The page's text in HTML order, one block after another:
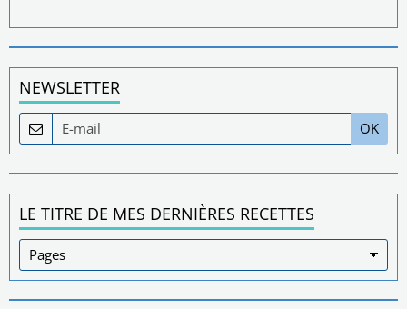
NEWSLETTER
OK
LE TITRE DE MES DERNIÈRES RECETTES